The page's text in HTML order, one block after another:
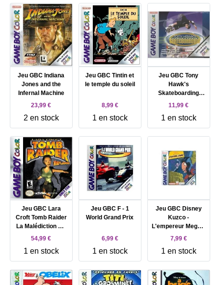
Jeu GBC Indiana
Jones and the
Infernal Machine
23,99 €
2 en stock
Jeu GBC Tintin et
le temple du soleil
8,99 €
1 en stock
Jeu GBC Tony
Hawk's
Skateboarding
Game Boy Color
11,99 €
1 en stock
Jeu GBC Lara
Croft Tomb Raider
La Malédiction De
L'épée Game Boy
54,99 €
1 en stock
Jeu GBC F - 1
World Grand Prix
6,99 €
1 en stock
Jeu GBC Disney
Kuzco -
L'empereur Megalo
Game Boy Color
7,99 €
1 en stock